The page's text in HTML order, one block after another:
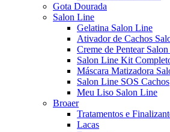
Gota Dourada
Salon Line
Gelatina Salon Line
Ativador de Cachos
Creme de Pentear
Salon Line Kit
Máscara Matizadora
Salon Line SOS Cachos
Meu Liso Salon Line
Broaer
Tratamentos e
Lacas